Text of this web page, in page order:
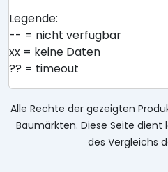
Legende:
-- = nicht verfügbar
xx = keine Daten
?? = timeout
Alle Rechte der gezeigten
Baumärkten. Diese Seite
des Vergleichs